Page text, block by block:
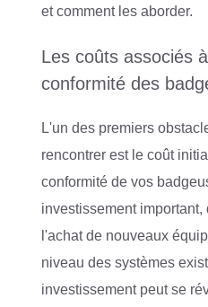
et comment les aborder.
Les coûts associés
conformité des
L'un des premiers
rencontrer est le coût
conformité de vos
investissement
l'achat de nouveaux
niveau des systèmes
investissement peut se